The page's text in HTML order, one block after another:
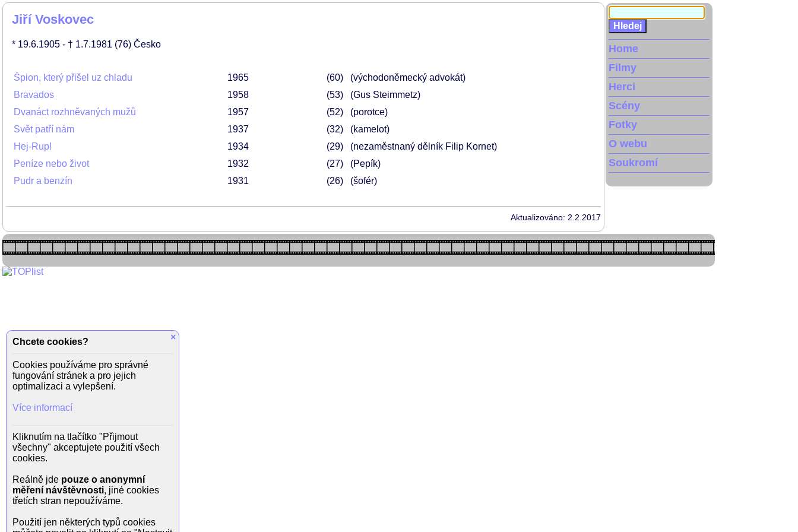
Jiří Voskovec
* 19.6.1905 - † 1.7.1981 (76) Česko
Špion, který přišel uz chladu 1965 60
(východoněmecký advokát)
Bravados
1958 53
(Gus Steimmetz)
Dvanáct rozhněvaných mužů
1957 52
(porotce)
Svět patří nám
1937 32
(kamelot)
Hej-Rup!
1934 29
(nezaměstnaný dělník Filip Kornet)
Peníze nebo život
1932 27
(Pepík)
Pudr a benzín
1931 26 (šofér)
Aktualizováno: 2.2.2017
Home
Filmy
Herci
Scény
Fotky
O webu
Soukromí
×
Chcete cookies?
Cookies používáme pro správné
fungování stránek a pro jejich
optimalizaci a vylepšení.
Více informací
Kliknutím na tlačítko "Přijmout
všechny" akceptujete použití všech
cookies.
Reálně jde pouze o anonymní
měření návštěvnosti, jiné cookies
třetích stran nepoužíváme.
Použití jen některých typů cookies